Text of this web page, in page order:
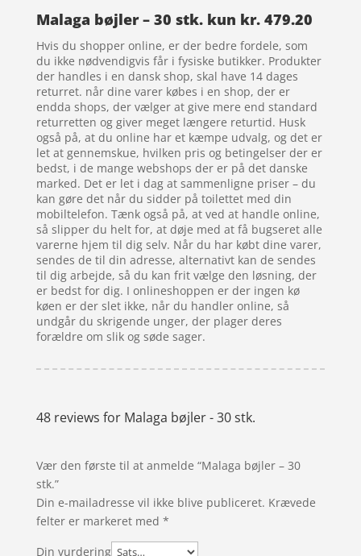
Malaga bøjler – 30 stk. kun kr. 479.20
Hvis du shopper online, er der bedre fordele, som
du ikke nødvendigvis får i fysiske butikker. Produkter
der handles i en dansk shop, skal have 14 dages
returret. når dine varer købes i en shop, der er
endda shops, der vælger at give mere end standard
returretten og giver meget længere returtid. Husk
også på, at du online har et kæmpe udvalg, og det er
let at gennemskue, hvilken pris og betingelser der er
bedst, i de mange webshops der er på det danske
marked. Det er let i dag at sammenligne priser – du
kan gøre det når du sidder på toilettet med din
mobiltelefon. Tænk også på, at ved at handle online,
så slipper du helt for, at døje med at få bugseret alle
varerne hjem til dig selv. Når du har købt dine varer,
sendes de til din adresse, alternativt kan de sendes
til dig arbejde, så du kan frit vælge den løsning, der
er bedst for dig. I onlineshoppen er der ingen kø
køen er der slet ikke, når du handler online, så
undgår du skrigende unger, der plager deres
forældre om slik og søde sager.
48 reviews for Malaga bøjler - 30 stk.
Vær den første til at anmelde “Malaga bøjler – 30
stk.”
Din e-mailadresse vil ikke blive publiceret. Krævede
felter er markeret med *
Din vurdering